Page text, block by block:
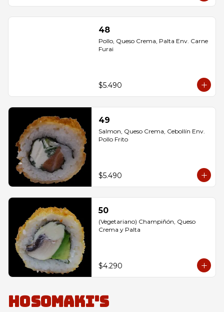
48
Pollo, Queso Crema, Palta Env. Carne
Furai
$5.490
49
Salmon, Queso Crema, Cebollín Env.
Pollo Frito
$5.490
50
(Vegetariano) Champiñón, Queso
Crema y Palta
$4.290
Hosomaki's